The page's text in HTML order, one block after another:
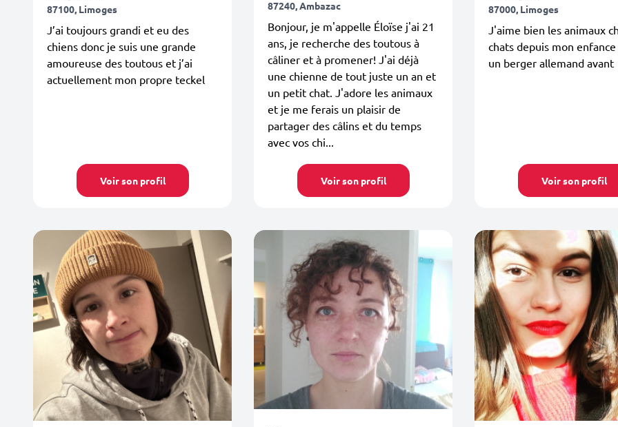
87100, Limoges
J’ai toujours grandi et eu des
chiens donc je suis une grande
amoureuse des toutous et j’ai
actuellement mon propre teckel
Voir son profil
87240, Ambazac
Bonjour, je m'appelle Éloïse j'ai 21
ans, je recherche des toutous à
câliner et à promener! J'ai déjà
une chienne de tout juste un an et
un petit chat. J'adore les animaux
et je me ferais un plaisir de
partager des câlins et du temps
avec vos chi...
Voir son profil
87000, Limoges
J'aime bien les animaux
chats depuis mon
un berger allemand avant
Voir son profil